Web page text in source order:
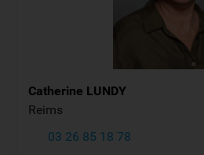
Catherine LUNDY
Reims
03 26 85 18 78